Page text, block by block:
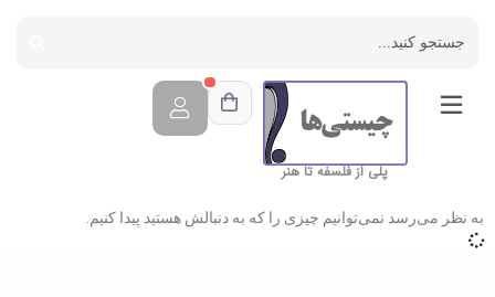
پلی از فلسفه تا هنر
به نظر می‌رسد نمی‌توانیم چیزی را که به دنبالش هستید پیدا کنیم.